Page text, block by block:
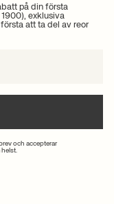
du vill ha insikt i nya
oss på telefon +45 70
strävar vi efter att
fram emot att höra
på din första
exklusiva
att ta del av reor
och accepterar
helst.